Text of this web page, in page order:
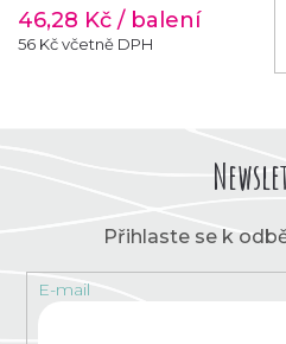
46,28 Kč / balení
56 Kč včetně DPH
Přihlaste se k
E-mail